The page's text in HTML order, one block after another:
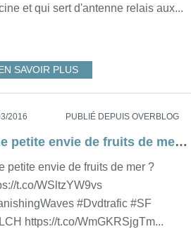
et qui sert d'antenne relais aux...
EN SAVOIR PLUS
2016 PUBLIÉ DEPUIS OVERBLOG
Une petite envie de fruits de mer ?...
petite envie de fruits de mer ?
t.co/WSltzYW9vs
#Dvdtrafic #SF
https://t.co/WmGKRSjgTm...